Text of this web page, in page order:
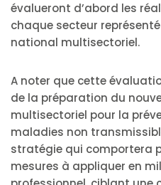
évalueront d’abord les
chaque secteur
national multisectoriel.
A noter que cette
de la préparation du
multisectoriel pour la
maladies non
stratégie qui comportera
mesures à appliquer en